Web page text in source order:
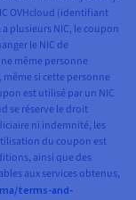
OVHcloud (identifiant
plusieurs NIC, le coupon
le NIC de
même personne
si cette personne
est utilisé par un NIC
se réserve le droit
ni indemnité, les
du coupon est
ainsi que des
aux services obtenus,
terms-and-